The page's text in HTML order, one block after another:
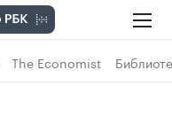
The Economist